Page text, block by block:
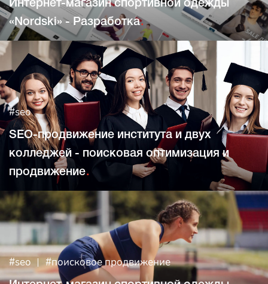
Интернет-магазин спортивной одежды
«Nordski» - Разработка
#seo
SEO-продвижение института и двух
колледжей - поисковая оптимизация и
продвижение
#seo #поисковое продвижение